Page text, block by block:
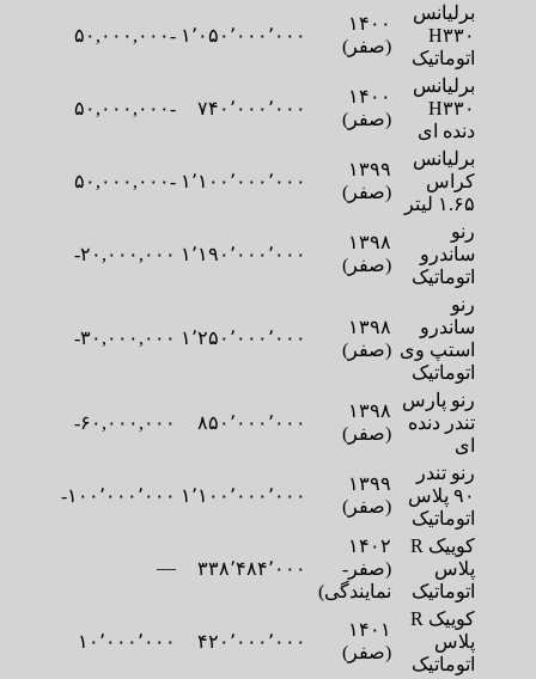
برلیانس
اتوماتیک
۱۴۰۰
(صفر)
۱٬۰۵۰٬۰۰۰٬۰۰۰ -۵۰,۰۰۰,۰۰۰
برلیانس
H۳۳۰
دنده ای
۱۴۰۰
(صفر)
۷۴۰٬۰۰۰٬۰۰۰ -۵۰,۰۰۰,۰۰۰
برلیانس
کراس
۱.۶۵ لیتر
۱۳۹۹
(صفر)
۱٬۱۰۰٬۰۰۰٬۰۰۰ -۵۰,۰۰۰,۰۰۰
رنو
ساندرو
اتوماتیک
۱۳۹۸
(صفر)
۱٬۱۹۰٬۰۰۰٬۰۰۰ ۲۰,۰۰۰,۰۰۰-
رنو
ساندرو
استپ وی
اتوماتیک
۱۳۹۸
(صفر)
۱٬۲۵۰٬۰۰۰٬۰۰۰ ۳۰,۰۰۰,۰۰۰-
رنو پارس
تندر دنده
ای
۱۳۹۸
(صفر)
۸۵۰٬۰۰۰٬۰۰۰ ۶۰,۰۰۰,۰۰۰-
رنو تندر
۹۰ پلاس
اتوماتیک
۱۳۹۹
(صفر)
۱٬۱۰۰٬۰۰۰٬۰۰۰ ۱۰۰٬۰۰۰٬۰۰۰-
کوییک R
پلاس
اتوماتیک
۱۴۰۲
(صفر-
نمایندگی)
۳۳۸٬۴۸۴٬۰۰۰ —
کوییک R
پلاس
اتوماتیک
۱۴۰۱
(صفر)
۴۲۰٬۰۰۰٬۰۰۰ ۱۰٬۰۰۰٬۰۰۰